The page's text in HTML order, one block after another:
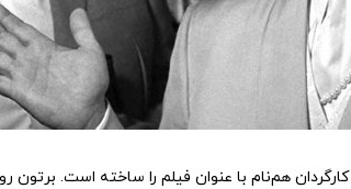
هم‌نام با عنوان فیلم را ساخته است. برتون